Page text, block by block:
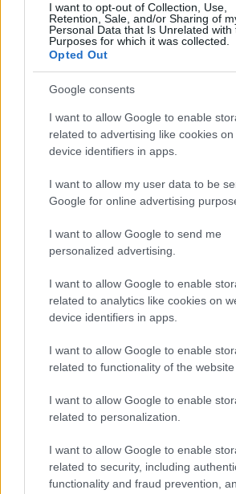
I want to opt-out of Collection, Use,
Retention, Sale, and/or Sharing of
Personal Data that Is Unrelated with
Purposes for which it was collected.
Opted Out
Google consents
I want to allow Google to enable
related to advertising like cookies
device identifiers in apps.
I want to allow my user data to be
Google for online advertising
I want to allow Google to send me
personalized advertising.
I want to allow Google to enable
related to analytics like cookies on
device identifiers in apps.
I want to allow Google to enable
related to functionality of the website
I want to allow Google to enable
related to personalization.
I want to allow Google to enable
related to security, including
functionality and fraud prevention,
Grande Fratello
Isola Dei Famosi
Uomini E Donne
Maste S.r.l.
Chi siamo
Collabora con noi
Contatti
Privacy Policy
Cookie Policy